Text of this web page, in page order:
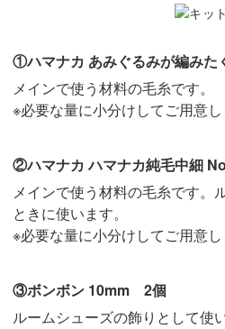
①ハマナカ あみぐるみが編み
メインで使う材料の毛糸です。
※必要な量に小分けしてご用意し
②ハマナカ ハマナカ純毛中細
メインで使う材料の毛糸です。
ときに使います。
※必要な量に小分けしてご用意し
③ボンボン 10mm 2個
ルームシューズの飾りとして使い